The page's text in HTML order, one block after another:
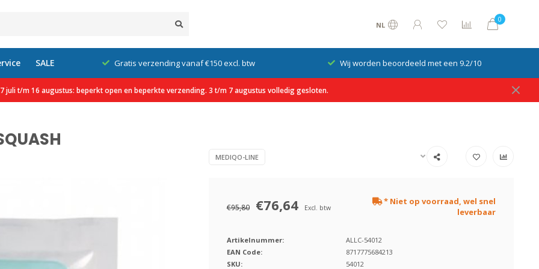
NL
0
SALE Gratis verzending vanaf €150 excl. btw Wij worden beoordeeld met een 9.2/10
juli t/m 16 augustus: beperkt open en beperkte verzending. 3 t/m 7 augustus volledig gesloten.
MEDIQO-LINE
€95,80 €76,64 Excl. btw
* Niet op voorraad, wel snel
leverbaar
Artikelnummer:
ALLC-54012
EAN Code:
8717775684213
SKU:
54012